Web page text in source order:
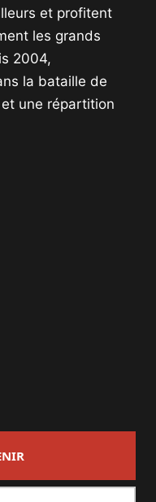
et profitent
les grands
2004,
la bataille de
une répartition